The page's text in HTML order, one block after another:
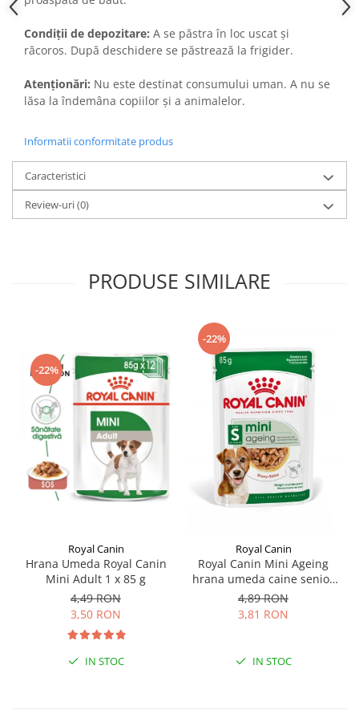
Condiții de depozitare: A se păstra în loc uscat și
răcoros. După deschidere se păstrează la frigider.
Atenționări: Nu este destinat consumului uman. A nu se
lăsa la îndemâna copiilor și a animalelor.
Informatii conformitate produs
Caracteristici
Review-uri(0)
PRODUSE SIMILARE
-22%
Royal Canin
Hrana Umeda Royal Canin
Mini Adult 1 x 85 g
4,49 RON
3,50 RON
IN STOC
-22%
Royal Canin
Royal Canin Mini Ageing
hrana umeda caine senior
(in sos), 1 x 85 g
4,89 RON
3,81 RON
IN STOC